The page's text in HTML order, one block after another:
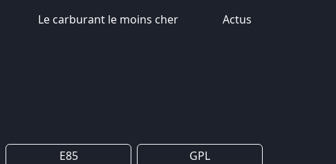
Le carburant le moins cher Actus
E85 GPL